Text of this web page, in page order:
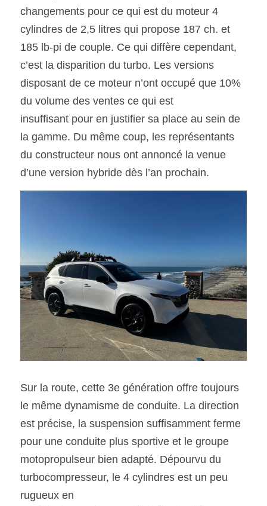
changements pour ce qui est du moteur 4
cylindres de 2,5 litres qui propose 187 ch. et
185 lb-pi de couple. Ce qui diffère cependant,
c’est la disparition du turbo. Les versions
disposant de ce moteur n’ont occupé que 10%
du volume des ventes ce qui est
insuffisant pour en justifier sa place au sein de
la gamme. Du même coup, les représentants
du constructeur nous ont annoncé la venue
d’une version hybride dès l’an prochain.
Sur la route, cette 3e génération offre toujours
le même dynamisme de conduite. La direction
est précise, la suspension suffisamment ferme
pour une conduite plus sportive et le groupe
motopropulseur bien adapté. Dépourvu du
turbocompresseur, le 4 cylindres est un peu
rugueux en